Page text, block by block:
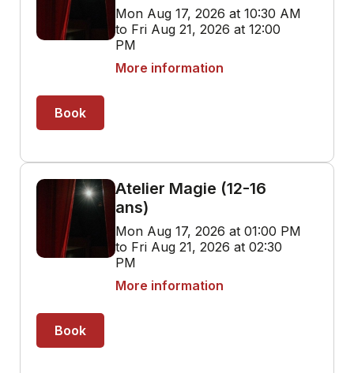
Mon Aug 17, 2026 at 10:30 AM
to Fri Aug 21, 2026 at 12:00
PM
More information
Book
Atelier Magie (12-16
ans)
Mon Aug 17, 2026 at 01:00 PM
to Fri Aug 21, 2026 at 02:30
PM
More information
Book